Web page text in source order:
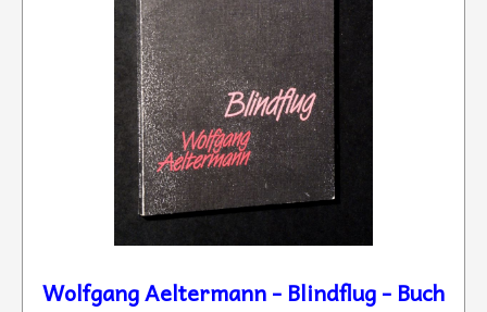
Wolfgang Aeltermann - Blindflug - Buch